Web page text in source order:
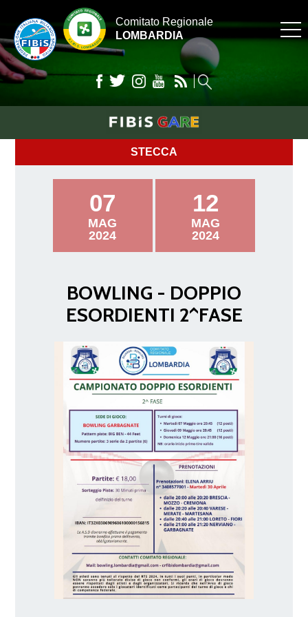
Comitato Regionale
LOMBARDIA
STECCA
07
MAG
2024
12
MAG
2024
BOWLING - DOPPIO
ESORDIENTI 2^FASE